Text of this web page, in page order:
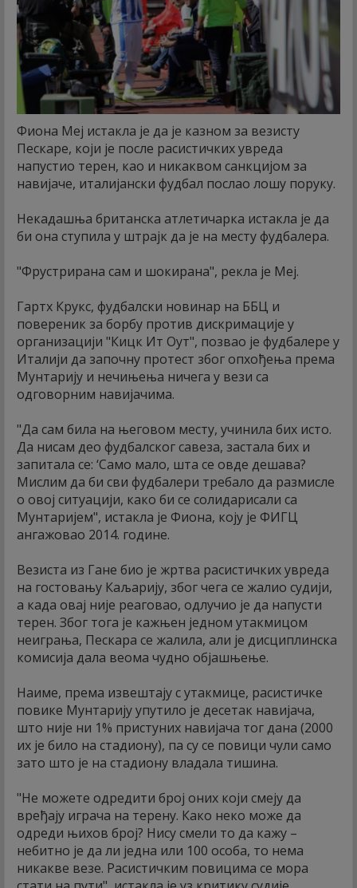
Фиона Меј истакла је да је казном за везисту
Пескаре, који је после расистичких увреда
напустио терен, као и никаквом санкцијом за
навијаче, италијански фудбал послао лошу поруку.
Некадашња британска атлетичарка истакла је да
би она ступила у штрајк да је на месту фудбалера.
"Фрустрирана сам и шокирана", рекла је Меј.
Гартх Крукс, фудбалски новинар на ББЦ и
повереник за борбу против дискримације у
организацији "Кицк Ит Оут", позвао је фудбалере у
Италији да започну протест због опхођења према
Мунтарију и нечињења ничега у вези са
одговорним навијачима.
"Да сам била на његовом месту, учинила бих исто.
Да нисам део фудбалског савеза, застала бих и
запитала се: ‘Само мало, шта се овде дешава?
Мислим да би сви фудбалери требало да размисле
о овој ситуацији, како би се солидарисали са
Мунтаријем", истакла је Фиона, коју је ФИГЦ
ангажовао 2014. године.
Везиста из Гане био је жртва расистичких увреда
на гостовању Каљарију, због чега се жалио судији,
а када овај није реаговао, одлучио је да напусти
терен. Због тога је кажњен једном утакмицом
неиграња, Пескара се жалила, али је дисциплинска
комисија дала веома чудно објашњење.
Наиме, према извештају с утакмице, расистичке
повике Мунтарију упутило је десетак навијача,
што није ни 1% пристуних навијача тог дана (2000
их је било на стадиону), па су се повици чули само
зато што је на стадиону владала тишина.
"Не можете одредити број оних који смеју да
вређају играча на терену. Како неко може да
одреди њихов број? Нису смели то да кажу –
небитно је да ли једна или 100 особа, то нема
никакве везе. Расистичким повицима се мора